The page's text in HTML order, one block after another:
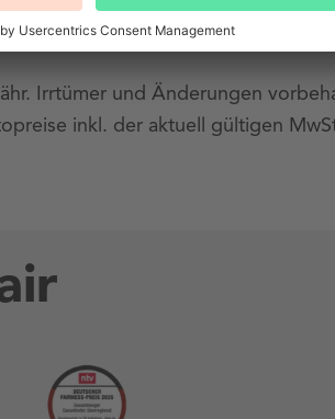
Irrtümer und Änderungen
inkl. der aktuell gültigen